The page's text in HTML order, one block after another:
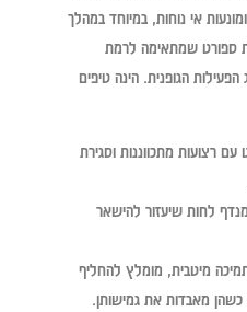
אי נוחות, במיוחד במהלך
ספורט שמתאימה לרמת
הגופנית. הינה טיפים
רצועות מתכווננות וסגירת
לחות שיעזור להישאר
מיטבית, מומלץ להחליף
מאבדות את גמישותן.